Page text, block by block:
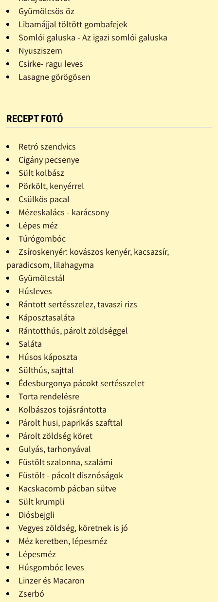
Gyümölcsös õz
Libamájjal töltött gombafejek
Somlói galuska - Az igazi somlói galuska
Nyusziszem
Csirke- ragu leves
Lasagne görögösen
RECEPT FOTÓ
Retró szendvics
Cigány pecsenye
Sült kolbász
Pörkölt, kenyérrel
Csülkös pacal
Mézeskalács - karácsony
Lépes méz
Túrógombóc
Zsíroskenyér: kovászos kenyér, kacsazsír,
paradicsom, lilahagyma
Gyümölcstál
Húsleves
Rántott sertésszelez, tavaszi rizs
Káposztasaláta
Rántotthús, párolt zöldséggel
Saláta
Húsos káposzta
Sülthús, sajttal
Édesburgonya pácokt sertésszelet
Torta rendelésre
Kolbászos tojásrántotta
Párolt husi, paprikás szafttal
Párolt zöldség köret
Gulyás, tarhonyával
Füstölt szalonna, szalámi
Füstölt - pácolt disznóságok
Kacskacomb pácban sütve
Sült krumpli
Diósbejgli
Vegyes zöldség, köretnek is jó
Méz keretben, lépesméz
Lépesméz
Húsgombóc leves
Linzer és Macaron
Zserbó